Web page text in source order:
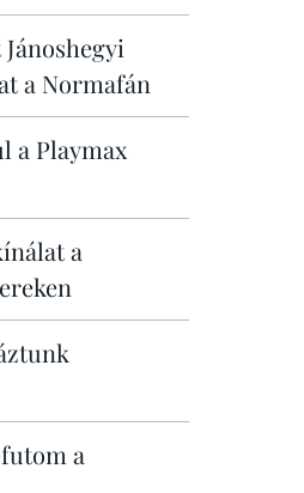
a Normafán
a Playmax
a
a